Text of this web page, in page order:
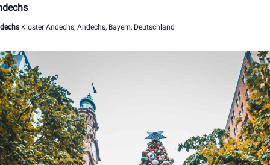
Kloster Andechs, Andechs, Bayern, Deutschland